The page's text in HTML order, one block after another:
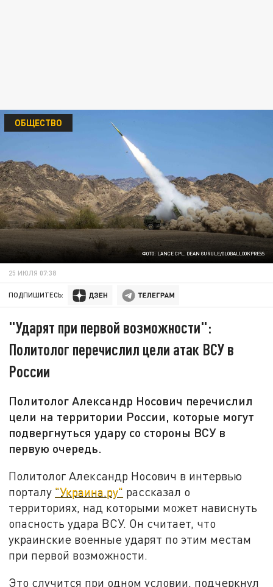
ФОТО: LANCE CPL. DEAN GURULE/GLOBALLOOKPRESS
ОБЩЕСТВО
25 ИЮЛЯ 07:38
ПОДПИШИТЕСЬ:
"Ударят при первой возможности":
Политолог перечислил цели атак ВСУ в
России
Политолог Александр Носович перечислил
цели на территории России, которые могут
подвергнуться удару со стороны ВСУ в
первую очередь.
Политолог Александр Носович в интервью
порталу "Украина.ру" рассказал о
территориях, над которыми может нависнуть
опасность удара ВСУ. Он считает, что
украинские военные ударят по этим местам
при первой возможности.
Это случится при одном условии, подчеркнул